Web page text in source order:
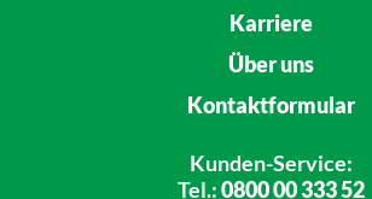
Karriere
Über uns
Kontaktformular
Kunden-Service:
Tel.:0800 00 333 52